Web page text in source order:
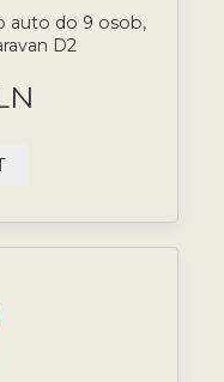
auto do 9 osob,
D2